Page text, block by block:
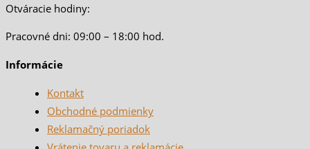
Otváracie hodiny:
Pracovné dni: 09:00 – 18:00 hod.
Informácie
Kontakt
Obchodné podmienky
Reklamačný poriadok